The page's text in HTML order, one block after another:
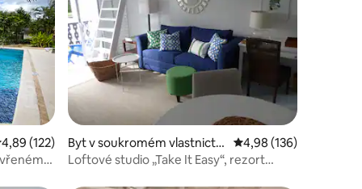
hodnocení 4,89 z 5, 122 hodnocení
4,89 (122)
Byt v soukromém vlastnictví
ve městě Bridgetown
Průměrné hodnocení
4,98 (136)
Loftové studio „Take It Easy“, rezort